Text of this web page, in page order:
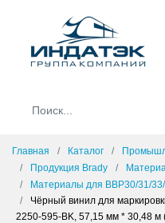
Главная Каталог
Продукция Brady
Материалы для BBP30/31/
Чёрный винил для
2250-595-BK, 57,15 мм * 30,48 м